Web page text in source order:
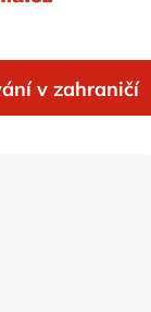
v zahraničí